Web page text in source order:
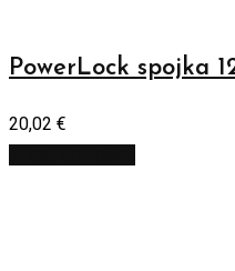
PowerLock spojka
20,02 €